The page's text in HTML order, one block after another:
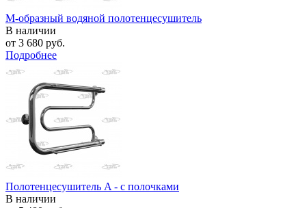
М-образный водяной полотенцесушитель
В наличии
от 3 680 руб.
Подробнее
Полотенцесушитель A - с полочками
В наличии